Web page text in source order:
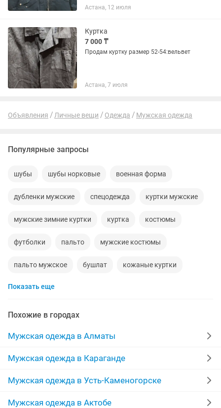
Астана, 12 июля
Куртка
7 000 ₸
Продам куртку размер 52-54:вельвет
Астана, 7 июля
Объявления Личные вещи Одежда Мужская одежда
Популярные запросы
шубы шубы норковые военная форма
дубленки мужские спецодежда куртки мужские
мужские зимние куртки куртка костюмы
футболки пальто мужские костюмы
пальто мужское бушлат кожаные куртки
зимние куртки
дубленки пуховики ветровки
спортивный костюм мужской
пиджак мужской спортивные костюмы
мужские пуховики камуфляж
Показать еще
Похожие в городах
Мужская одежда в Алматы
Мужская одежда в Караганде
Мужская одежда в Усть-Каменогорске
Мужская одежда в Актобе